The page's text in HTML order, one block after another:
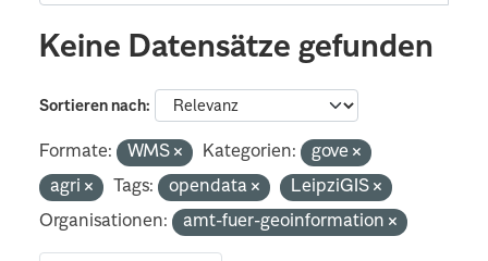
Keine Datensätze gefunden
Sortieren nach
Formate: WMS Kategorien:
gove
agri
Tags: opendata
LeipziGIS
Organisationen:
amt-fuer-geoinformation